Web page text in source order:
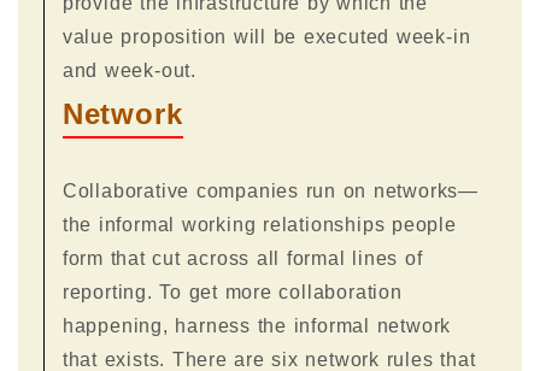
value proposition will be executed week-in
and week-out.
Network
Collaborative companies run on networks—
the informal working relationships people
form that cut across all formal lines of
reporting. To get more collaboration
happening, harness the informal network
that exists. There are six network rules that